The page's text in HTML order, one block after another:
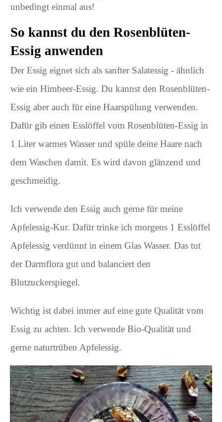
unbedingt einmal aus!
So kannst du den Rosenblüten-
Essig anwenden
Der Essig eignet sich als sanfter Salatessig - ähnlich
wie ein Himbeer-Essig. Du kannst den Rosenblüten-
Essig aber auch für eine Haarspülung verwenden.
Dafür gib einen Esslöffel vom Rosenblüten-Essig in
1 Liter warmes Wasser und spüle deine Haare nach
dem Waschen damit. Es wird davon glänzend und
geschmeidig.
Ich verwende den Essig auch gerne für meine
Apfelessig-Kur. Dafür trinke ich morgens 1 Esslöffel
Apfelessig verdünnt in einem Glas Wasser. Das tut
der Darmflora gut und balanciert den
Blutzuckerspiegel.
Wichtig ist dabei immer auf eine gute Qualität vom
Essig zu achten. Ich verwende Bio-Qualität und
gerne naturtrüben Apfelessig.